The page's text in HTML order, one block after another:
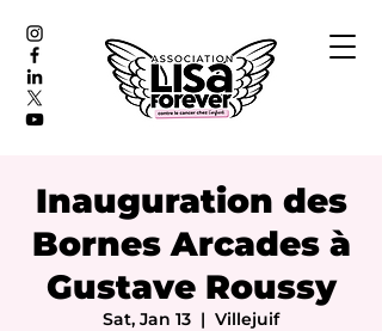
Inauguration des
Bornes Arcades à
Gustave Roussy
Sat, Jan 13
  |
Villejuif